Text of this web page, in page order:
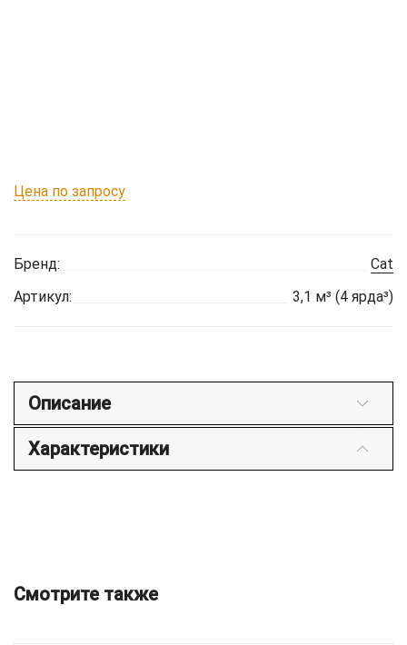
Цена по запросу
Бренд:
Cat
Артикул:
3,1 м³ (4 ярда³)
Описание
Характеристики
Смотрите также